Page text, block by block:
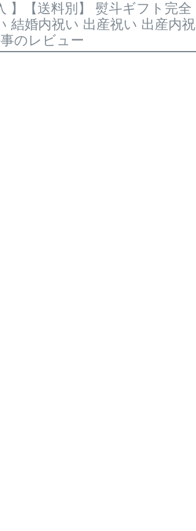
】【送料別】 熨斗ギフト完全
結婚内祝い 出産祝い 出産内祝
のレビュー